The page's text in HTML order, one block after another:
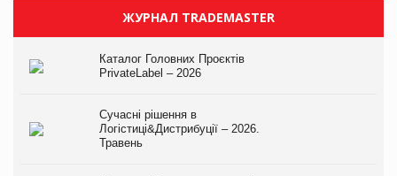
ЖУРНАЛ TRADEMASTER
Каталог Головних Проєктів
PrivateLabel – 2026
Сучасні рішення в
Логістиці&Дистрибуції – 2026.
Травень